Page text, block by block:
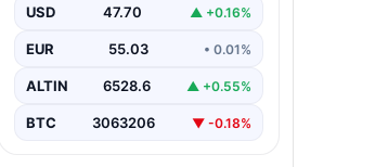
Müjdesiyle Güçleniyor
Türk futbolunun köklü
kulüplerinden Beşiktaş, UEFA
Avrupa Ligi 3. eleme turu
kapsamında Hradec Kralove…
USD 47.70 ▲ +0.16%
EUR 55.03 • 0.01%
ALTIN 6528.6 ▲ +0.55%
BTC 3063206 ▼ -0.18%